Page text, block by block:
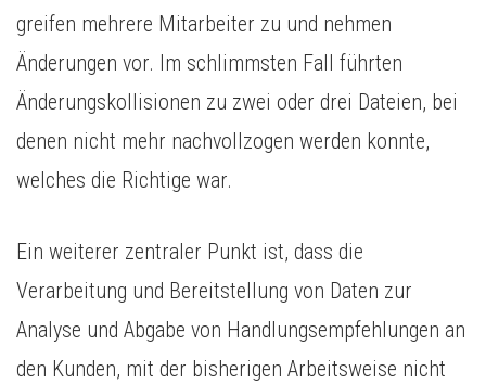
greifen mehrere Mitarbeiter zu und nehmen
Änderungen vor. Im schlimmsten Fall führten
Änderungskollisionen zu zwei oder drei Dateien, bei
denen nicht mehr nachvollzogen werden konnte,
welches die Richtige war.
Ein weiterer zentraler Punkt ist, dass die
Verarbeitung und Bereitstellung von Daten zur
Analyse und Abgabe von Handlungsempfehlungen an
den Kunden, mit der bisherigen Arbeitsweise nicht